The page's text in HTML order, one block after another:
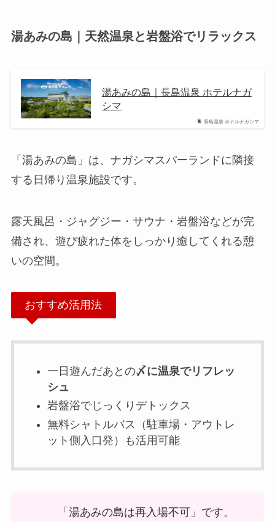
湯あみの島｜天然温泉と岩盤浴でリラックス
長島温泉 ホテルナガシマ
湯あみの島｜長島温泉 ホテルナガ
シマ
「湯あみの島」は、ナガシマスパーランドに隣接
する日帰り温泉施設です。
露天風呂・ジャグジー・サウナ・岩盤浴などが完
備され、遊び疲れた体をしっかり癒してくれる憩
いの空間。
おすすめ活用法
一日遊んだあとの〆に温泉でリフレッ
シュ
岩盤浴でじっくりデトックス
無料シャトルバス（駐車場・アウトレ
ット側入口発）も活用可能
「湯あみの島は再入場不可」です。